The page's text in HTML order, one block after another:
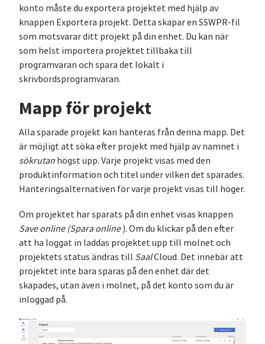
konto måste du exportera projektet med hjälp av
knappen Exportera projekt. Detta skapar en SSWPR-fil
som motsvarar ditt projekt på din enhet. Du kan när
som helst importera projektet tillbaka till
programvaran och spara det lokalt i
skrivbordsprogramvaran.
Mapp för projekt
Alla sparade projekt kan hanteras från denna mapp. Det
är möjligt att söka efter projekt med hjälp av namnet i
sökrutan högst upp. Varje projekt visas med den
produktinformation och titel under vilken det sparades.
Hanteringsalternativen för varje projekt visas till höger.
Om projektet har sparats på din enhet visas knappen
Save online (Spara online). Om du klickar på den efter
att ha loggat in laddas projektet upp till molnet och
projektets status ändras till SaalCloud. Det innebär att
projektet inte bara sparas på den enhet där det
skapades, utan även i molnet, på det konto som du är
inloggad på.